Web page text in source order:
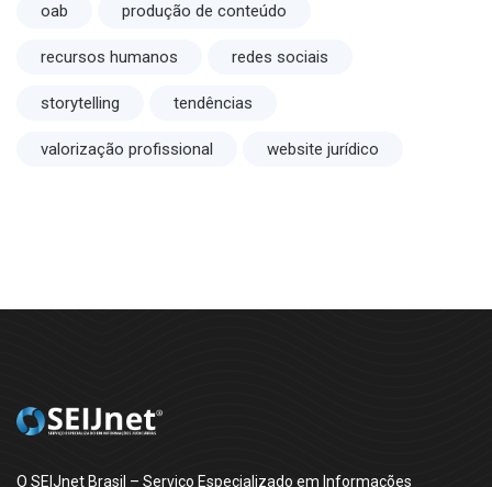
oab produção de conteúdo
recursos humanos redes sociais
storytelling tendências
valorização profissional website jurídico
O SEIJnet Brasil – Serviço Especializado em Informações